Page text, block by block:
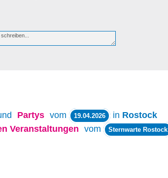
Partys vom 19.04.2026 in Rostock
Veranstaltungen vom Sternwarte Rostock